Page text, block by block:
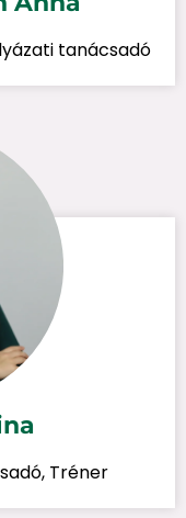
tanácsadó
Tréner